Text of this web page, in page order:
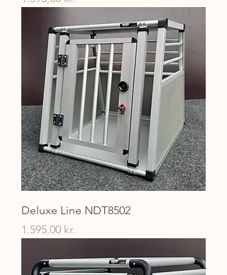
Deluxe Line NDT8502
Pris
1.595,00 kr.